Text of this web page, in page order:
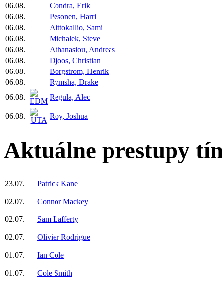
06.08.
Condra, Erik
06.08.
Pesonen, Harri
06.08.
Aittokallio, Sami
06.08.
Michalek, Steve
06.08.
Athanasiou, Andreas
06.08.
Djoos, Christian
06.08.
Borgstrom, Henrik
06.08.
Rymsha, Drake
06.08.
Regula, Alec
06.08. Roy, Joshua
Aktuálne prestupy
23.07. Patrick Kane
02.07. Connor Mackey
02.07. Sam Lafferty
02.07. Olivier Rodrigue
01.07. Ian Cole
01.07. Cole Smith